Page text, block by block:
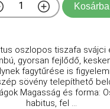
Kosárba
oszlopos tiszafa svájci
gyorsan fejlődő,
fagytűrése is
sövény telepíthető
Magasság és forma:
habitus, fel ...